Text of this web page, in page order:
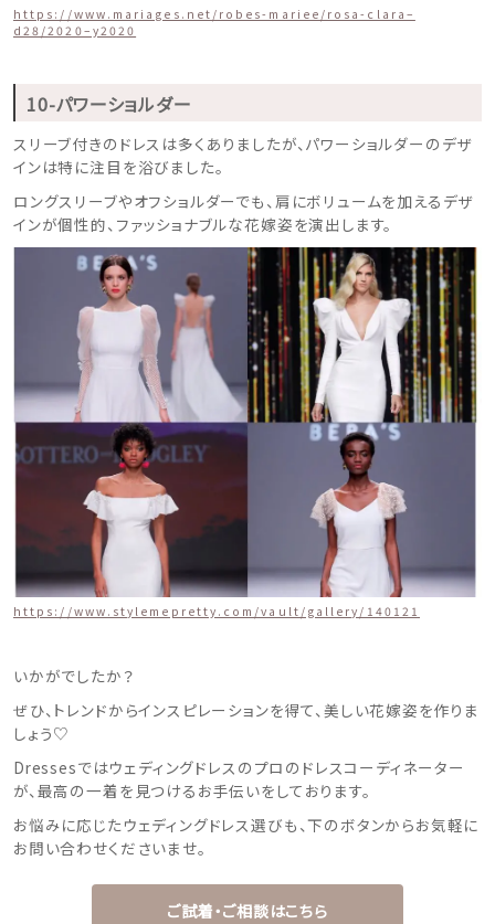
https://www.mariages.net/robes-mariee/rosa-clara–
d28/2020–y2020
10-パワーショルダー
スリーブ付きのドレスは多くありましたが、パワーショルダーのデザ
インは特に注目を浴びました。
ロングスリーブやオフショルダーでも、肩にボリュームを加えるデザ
インが個性的、ファッショナブルな花嫁姿を演出します。
https://www.stylemepretty.com/vault/gallery/140121
いかがでしたか？
ぜひ、トレンドからインスピレーションを得て、美しい花嫁姿を作りま
しょう♡
Dressesではウェディングドレスのプロのドレスコーディネーター
が、最高の一着を見つけるお手伝いをしております。
お悩みに応じたウェディングドレス選びも、下のボタンからお気軽に
お問い合わせくださいませ。
ご試着・ご相談はこちら